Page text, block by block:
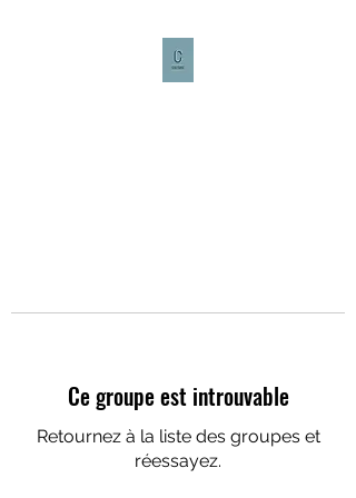
Ce groupe est introuvable
Retournez à la liste des groupes et
réessayez.